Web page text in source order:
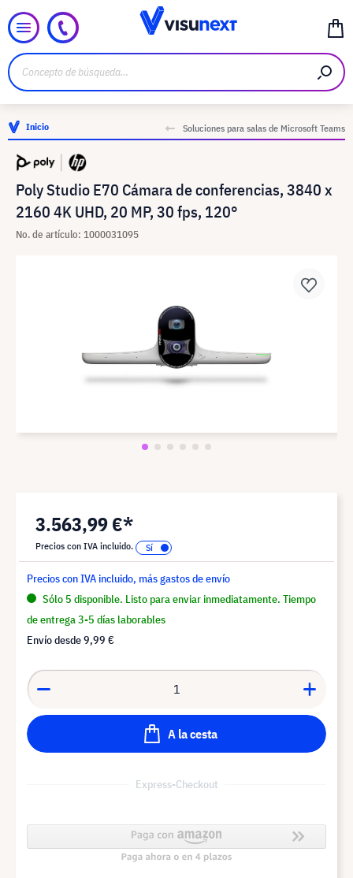
Inicio Soluciones para salas de Microsoft Teams
Poly Studio E70 Cámara de conferencias, 3840 x
2160 4K UHD, 20 MP, 30 fps, 120°
No. de artículo: 1000031095
3.563,99 €*
Precios con IVA incluido.
Precios con IVA incluido, más gastos de envío
Sólo 5 disponible. Listo para enviar inmediatamente. Tiempo
de entrega 3-5 días laborables
Envío desde9,99 €
A la cesta
Express-Checkout